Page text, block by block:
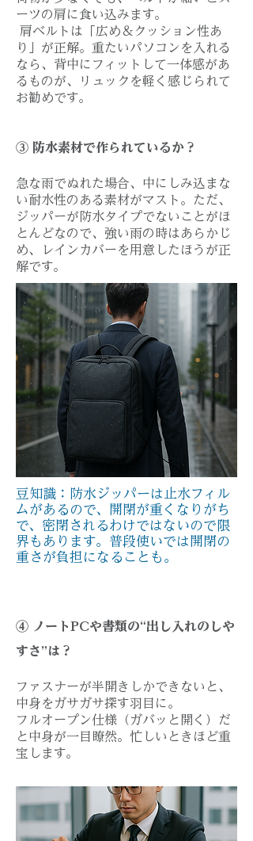
ーツの肩に食い込みます。
肩ベルトは「広め＆クッション性あ
り」が正解。重たいパソコンを入れる
なら、背中にフィットして一体感があ
るものが、リュックを軽く感じられて
お勧めです。
③ 防水素材で作られているか？
急な雨でぬれた場合、中にしみ込まな
い耐水性のある素材がマスト。ただ、
ジッパーが防水タイプでないことがほ
とんどなので、強い雨の時はあらかじ
め、レインカバーを用意したほうが正
解です。
​豆知識：防水ジッパーは止水フィル
ムがあるので、開閉が重くなりがち
で、密閉されるわけではないので限
界もあります。普段使いでは開閉の
重さが負担になることも。​
④ ノートPCや書類の“出し入れのしや
すさ”は？
ファスナーが半開きしかできないと、
中身をガサガサ探す羽目に。
フルオープン仕様（ガバッと開く）だ
と中身が一目瞭然。忙しいときほど重
宝します。